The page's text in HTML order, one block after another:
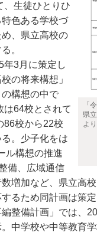
「
県
よ
、生徒ひとりひ
色ある学校づ
、県立高校の
。
3月に策定し
の将来構想」
構想の中で
は64校とされて
86校から22校
。少子化をは
ル構想の推進
備、広域通信
増加など、県立高
るため同計画は策定
整備計画」では、
中学校や中等教育